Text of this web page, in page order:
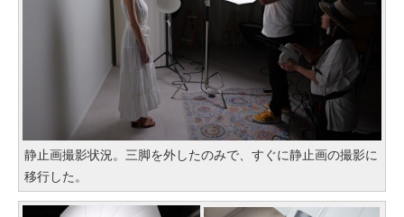
静止画撮影状況。三脚を外したのみで、すぐに静止画の撮影に
移行した。